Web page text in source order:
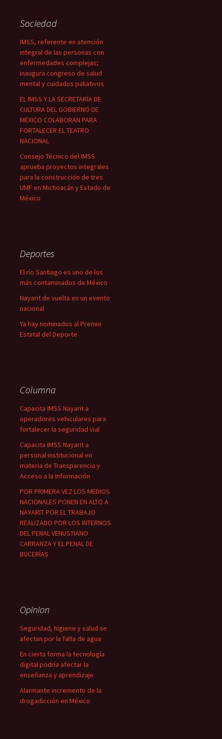
Sociedad
IMSS, referente en atención
integral de las personas con
enfermedades complejas;
inaugura congreso de salud
mental y cuidados paliativos
EL IMSS Y LA SECRETARÍA DE
CULTURA DEL GOBIERNO DE
MÉXICO COLABORAN PARA
FORTALECER EL TEATRO
NACIONAL
Consejo Técnico del IMSS
aprueba proyectos integrales
para la construcción de tres
UMF en Michoacán y Estado de
México
Deportes
El río Santiago es uno de los
más contaminados de México
Nayarit de vuelta en un evento
nacional
Ya hay nominados al Premio
Estatal del Deporte
Columna
Capacita IMSS Nayarit a
operadores vehiculares para
fortalecer la seguridad vial
Capacita IMSS Nayarit a
personal institucional en
materia de Transparencia y
Acceso a la Información
POR PRIMERA VEZ LOS MEDIOS
NACIONALES PONEN EN ALTO A
NAYARIT POR EL TRABAJO
REALIZADO POR LOS INTERNOS
DEL PENAL VENUSTIANO
CARRANZA Y EL PENAL DE
BUCERÍAS
Opinion
Seguridad, higiene y salud se
afectan por la falta de agua
En cierta forma la tecnología
digital podría afectar la
enseñanza y aprendizaje
Alarmante incremento de la
drogadicción en México